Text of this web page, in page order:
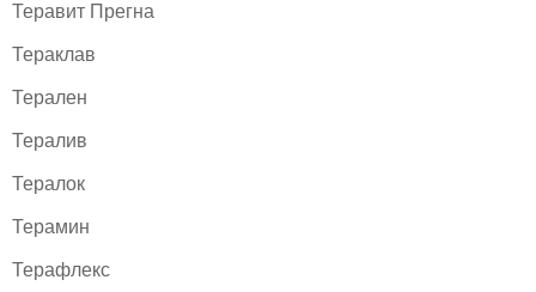
Теравит Прегна
Тераклав
Терален
Тералив
Тералок
Терамин
Терафлекс